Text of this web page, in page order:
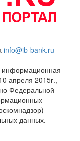
info@ib-bank.ru
информационная
апреля 2015г.,
Федеральной
данных.